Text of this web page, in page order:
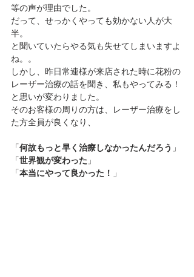
等の声が理由でした。
だって、せっかくやっても効かない人が大
半。
と聞いていたらやる気も失せてしまいますよ
ね。。
しかし、昨日常連様が来店された時に花粉の
レーザー治療の話を聞き、私もやってみる！
と思いが変わりました。
そのお客様の周りの方は、レーザー治療をし
た方全員が良くなり、
「何故もっと早く治療しなかったんだろう 」
「世界観が変わった 」
「本当にやって良かった！ 」